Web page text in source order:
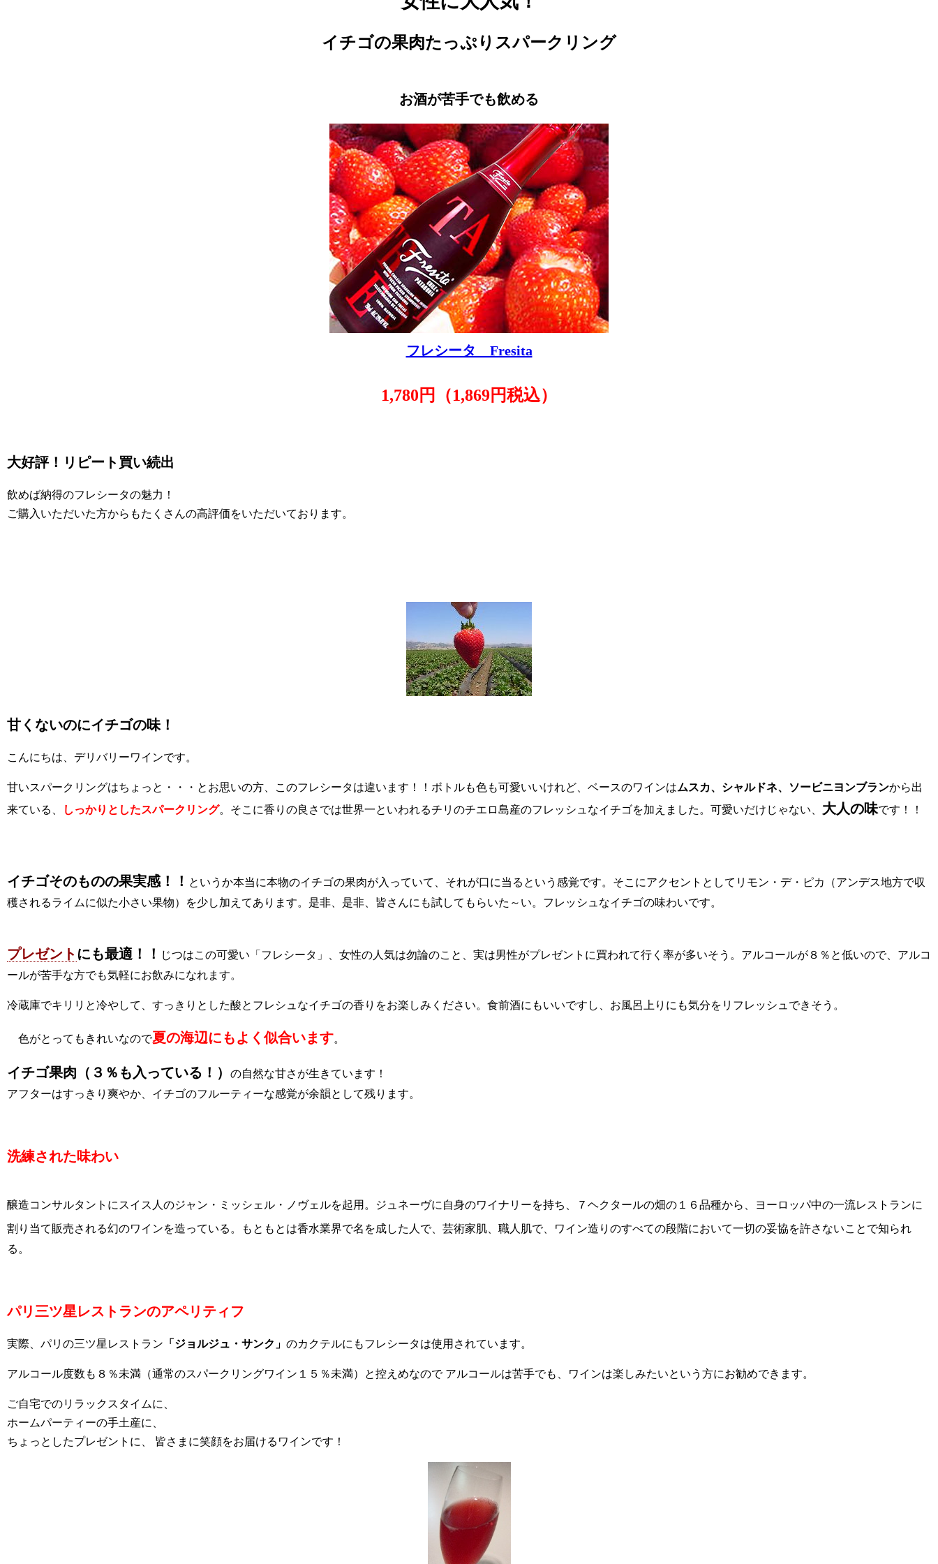
イチゴの果肉たっぷりスパークリング
お酒が苦手でも飲める
フレシータ Fresita
1,780円（1,869円税込）
大好評！リピート買い続出
飲めば納得のフレシータの魅力！
ご購入いただいた方からもたくさんの高評価をいただいております。
甘くないのにイチゴの味！
こんにちは、デリバリーワインです。
甘いスパークリングはちょっと・・・とお思いの方、このフレシータは違います！！ボトルも色も可愛いいけれど、ベースのワインはムスカ、シャルドネ、ソービニヨンブランから出
来ている、
しっかりとしたスパークリング。そこに香りの良さでは世界一といわれるチリのチエロ島産のフレッシュなイチゴを加えました。可愛いだけじゃない、 大人の味です！！
イチゴそのものの果実感！！ というか本当に本物のイチゴの果肉が入っていて、それが口に当るという感覚です。そこにアクセントとしてリモン・デ・ピカ（アンデス地方で収
穫されるライムに似た小さい果物）を少し加えてあります。是非、是非、皆さんにも試してもらいた～い。フレッシュなイチゴの味わいです。
プレゼント にも最適！！
じつはこの可愛い「フレシータ」、女性の人気は勿論のこと、実は男性がプレゼントに買われて行く率が多いそう。アルコールが８％と低いので、アルコ
ールが苦手な方でも気軽にお飲みになれます。
冷蔵庫でキリリと冷やして、すっきりとした酸とフレシュなイチゴの香りをお楽しみください。 食前酒にもいいですし、 お風呂上りにも気分をリフレッシュできそう。
色がとってもきれいなので夏の海辺にもよく似合います。
イチゴ果肉（３％も入っている！）
の自然な甘さが生きています！
アフターはすっきり爽やか、イチゴのフルーティーな感覚が余韻として残ります。
洗練された味わい
醸造コンサルタントにスイス人のジャン・ミッシェル・ノヴェルを起用。ジュネーヴに自身のワイナリーを持ち、７ヘクタールの畑の１６品種から、ヨーロッパ中の一流レストランに
割り当て販売される幻のワインを造っている。もともとは香水業界で名を成した人で、芸術家肌、職人肌で、ワイン造りのすべての段階において一切の妥協を許さないことで知られ
る。
パリ三ツ星レストランのアペリティフ
実際、パリの三ツ星レストラン 「ジョルジュ・サンク」 のカクテルにもフレシータは使用されています。
アルコール度数も８％未満（通常のスパークリングワイン１５％未満）と控えめなので アルコールは苦手でも、ワインは楽しみたいという方にお勧めできます。
ご自宅でのリラックスタイムに、
ホームパーティーの手土産に、
ちょっとしたプレゼントに、 皆さまに笑顔をお届けるワインです！